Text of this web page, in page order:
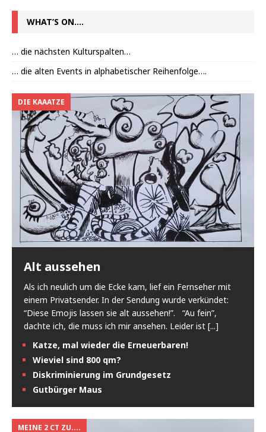
WHAT’S ON….
… die nächsten Kulturspalten…
… die alten Events in alphabetischer Reihenfolge….
DIE KAAATZE
Alt aussehen
Als ich neulich um die Ecke kam, lief ein Fernseher mit
einem Privatsender. In der Sendung wurde verkündet:
“Diese Emojis lassen sie alt aussehen!”. “Au fein”,
dachte ich, die muss ich mir ansehen. Leider ist [...]
Katze, mal wieder die Erneuerbaren!
Wieviel sind 800 qm?
Diskriminierung im Grundgesetz
Gutbürger Maus
MEINE 2 CT ZU....